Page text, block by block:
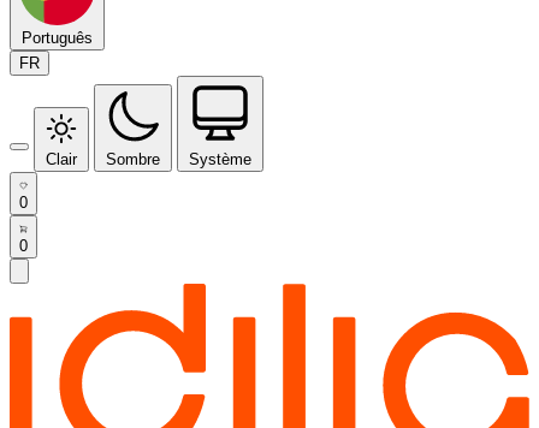
Português
FR
Clair Sombre Système
0
0